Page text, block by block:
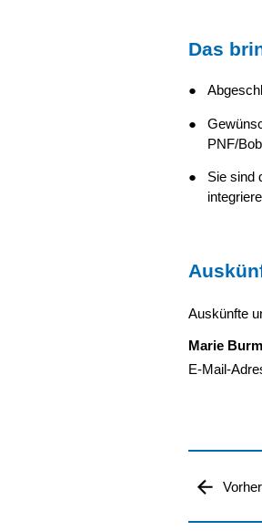
Das
PNF/
Sie sind
Auskünfte
Marie
E-Mail-